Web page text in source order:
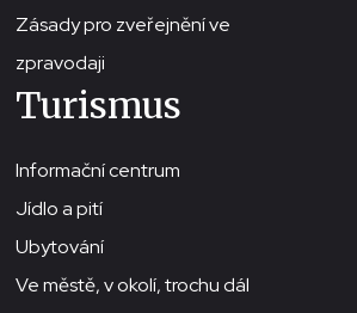
Zásady pro zveřejnění ve
zpravodaji
Turismus
Informační centrum
Jídlo a pití
Ubytování
Ve městě, v okolí, trochu dál